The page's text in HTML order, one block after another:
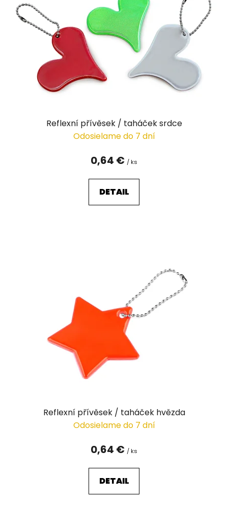
Reflexní přívěsek / taháček srdce
Odosielame do 7 dní
0,64 € / ks
DETAIL
Reflexní přívěsek / taháček hvězda
Odosielame do 7 dní
0,64 € / ks
DETAIL